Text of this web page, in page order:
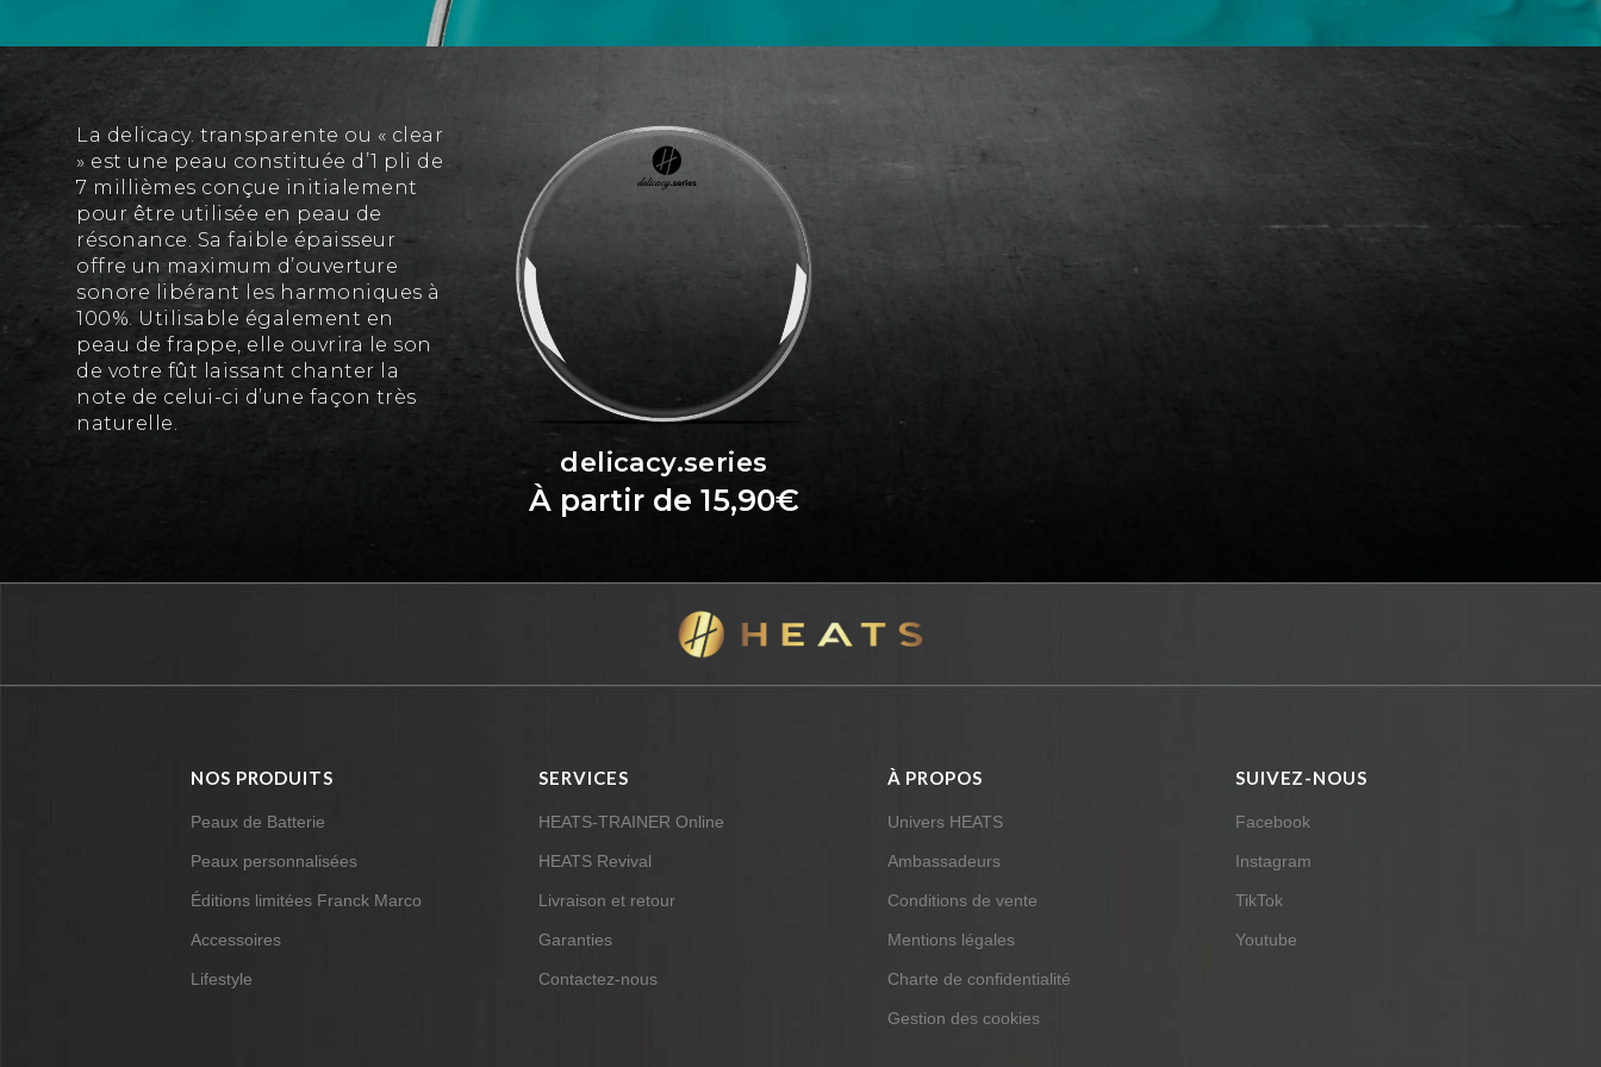
La delicacy. transparente ou « clear
» est une peau constituée d’1 pli de
7 millièmes conçue initialement
pour être utilisée en peau de
résonance. Sa faible épaisseur
offre un maximum d’ouverture
sonore libérant les harmoniques à
100%. Utilisable également en
peau de frappe, elle ouvrira le son
de votre fût laissant chanter la
note de celui-ci d’une façon très
naturelle.
delicacy.series
À partir de 15,90€
NOS PRODUITS
Peaux de Batterie
Peaux personnalisées
Éditions limitées Franck Marco
Accessoires
Lifestyle
SERVICES
HEATS-TRAINER Online
HEATS Revival
Livraison et retour
Garanties
Contactez-nous
À PROPOS
Univers HEATS
Ambassadeurs
Conditions de vente
Mentions légales
Charte de confidentialité
Gestion des cookies
SUIVEZ-NOUS
Facebook
Instagram
TikTok
Youtube